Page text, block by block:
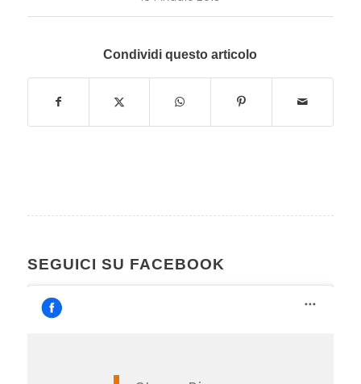
Condividi questo articolo
SEGUICI SU FACEBOOK